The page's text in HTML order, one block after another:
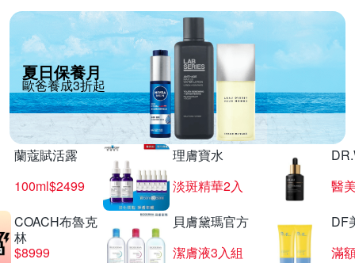
夏日保養月
歐爸養成3折起
蘭蔻賦活露
100ml$2499
理膚寶水
淡斑精華2入
醫
COACH布魯克
林
$8999
貝膚黛瑪官方
潔膚液3入組
DF
滿